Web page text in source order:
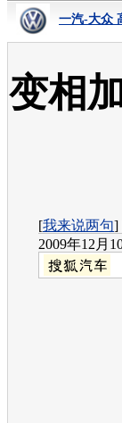
一汽-大众
变相
[我来说两句]
2009年12月